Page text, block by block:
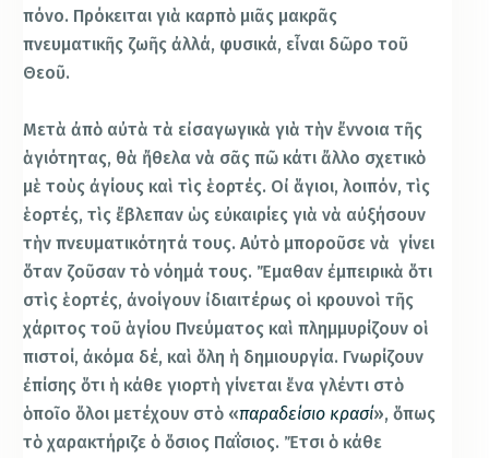
πόνο. Πρόκειται γιὰ καρπὸ μιᾶς μακρᾶς
πνευματικῆς ζωῆς ἀλλά, φυσικά, εἶναι δῶρο τοῦ
Θεοῦ.
Μετὰ ἀπὸ αὐτὰ τὰ εἰσαγωγικὰ γιὰ τὴν ἔννοια τῆς
ἁγιότητας, θὰ ἤθελα νὰ σᾶς πῶ κάτι ἄλλο σχετικὸ
μὲ τοὺς ἀγίους καὶ τὶς ἑορτές. Οἰ ἅγιοι, λοιπόν, τὶς
ἑορτές, τὶς ἔβλεπαν ὡς εὐκαιρίες γιὰ νὰ αὐξήσουν
τὴν πνευματικότητά τους. Αὐτὸ μποροῦσε νὰ γίνει
ὅταν ζοῦσαν τὸ νόημά τους. Ἔμαθαν ἐμπειρικὰ ὅτι
στὶς ἑορτές, ἀνοίγουν ἰδιαιτέρως οἱ κρουνοὶ τῆς
χάριτος τοῦ ἁγίου Πνεύματος καὶ πλημμυρίζουν οἱ
πιστοί, ἀκόμα δέ, καὶ ὅλη ἡ δημιουργία. Γνωρίζουν
ἐπίσης ὅτι ἡ κάθε γιορτὴ γίνεται ἕνα γλέντι στὸ
ὁποῖο ὅλοι μετέχουν στὸ «παραδείσιο κρασί», ὅπως
τὸ χαρακτήριζε ὁ ὅσιος Παΐσιος. Ἔτσι ὁ κάθε